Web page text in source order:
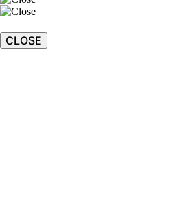
CLOSE